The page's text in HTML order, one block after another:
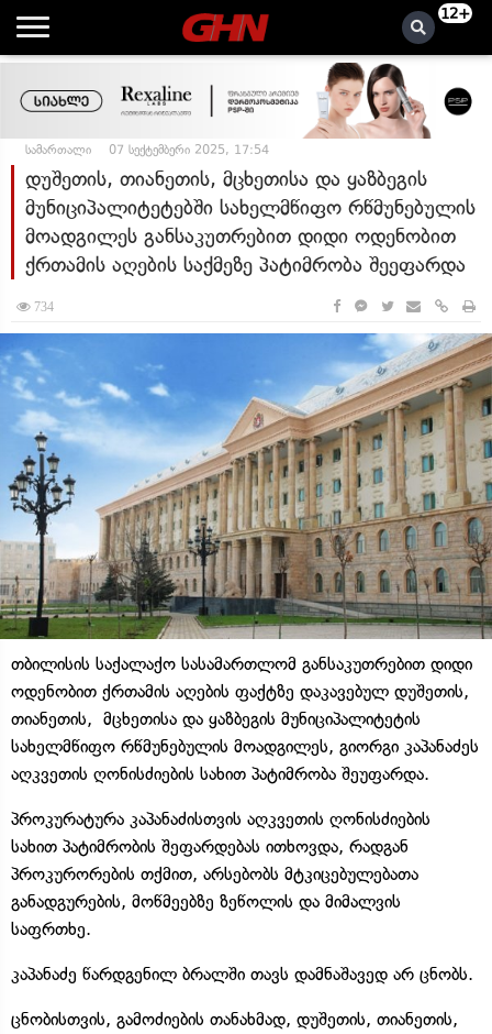
12+
სამართალი 07 სექტემბერი 2025, 17:54
დუშეთის, თიანეთის, მცხეთისა და ყაზბეგის
მუნიციპალიტეტებში სახელმწიფო რწმუნებულის
მოადგილეს განსაკუთრებით დიდი ოდენობით
ქრთამის აღების საქმეზე პატიმრობა შეეფარდა
734
თბილისის საქალაქო სასამართლომ განსაკუთრებით დიდი
ოდენობით ქრთამის აღების ფაქტზე დაკავებულ დუშეთის,
თიანეთის, მცხეთისა და ყაზბეგის მუნიციპალიტეტის
სახელმწიფო რწმუნებულის მოადგილეს, გიორგი კაპანაძეს
აღკვეთის ღონისძიების სახით პატიმრობა შეუფარდა.
პროკურატურა კაპანაძისთვის აღკვეთის ღონისძიების
სახით პატიმრობის შეფარდებას ითხოვდა, რადგან
პროკურორების თქმით, არსებობს მტკიცებულებათა
განადგურების, მოწმეებზე ზეწოლის და მიმალვის
საფრთხე.
კაპანაძე წარდგენილ ბრალში თავს დამნაშავედ არ ცნობს.
ცნობისთვის, გამოძიების თანახმად, დუშეთის, თიანეთის,